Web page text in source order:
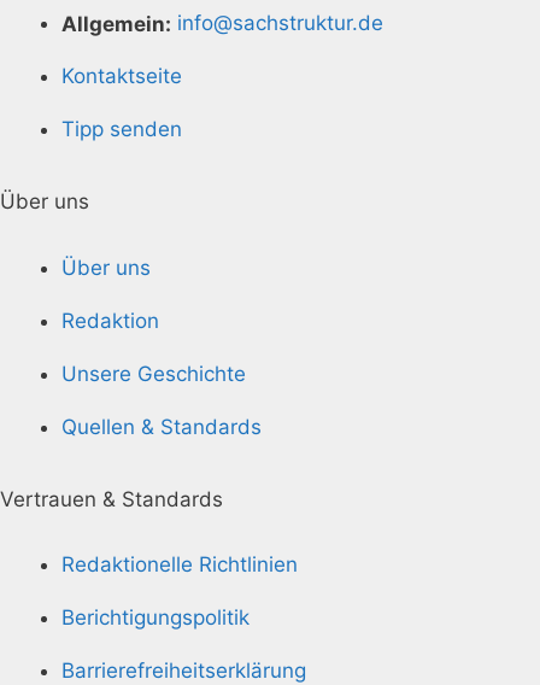
Allgemein: info@sachstruktur.de
Kontaktseite
Tipp senden
Über uns
Über uns
Redaktion
Unsere Geschichte
Quellen & Standards
Vertrauen & Standards
Redaktionelle Richtlinien
Berichtigungspolitik
Barrierefreiheitserklärung